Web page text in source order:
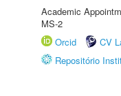
Academic
MS-2
Orcid
CV
Repositório